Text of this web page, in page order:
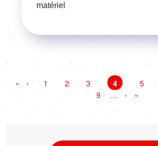
matériel
Voir la référence
Pagination
Première
«
Page
précédente
‹ Page
1 Page
2 Page
3 Page
4 Page
5
Page
9 …
Page
suivante
›
Dernière
page
»